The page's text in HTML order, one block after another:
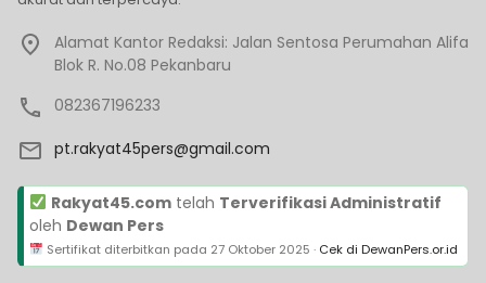
Alamat Kantor Redaksi: Jalan Sentosa Perumahan Alifa
Blok R. No.08 Pekanbaru
082367196233
pt.rakyat45pers@gmail.com
Rakyat45.comtelah Terverifikasi Administratif
oleh Dewan Pers
Sertifikat diterbitkan pada 27 Oktober 2025 · Cek di DewanPers.or.id